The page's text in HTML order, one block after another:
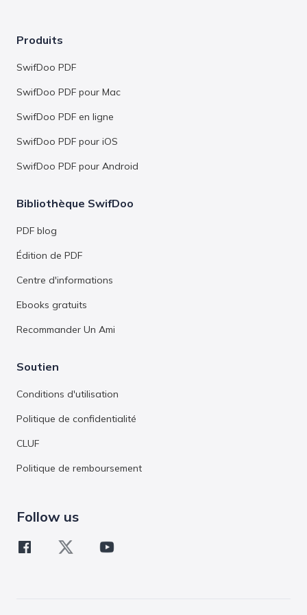
taille donnée (inférieure à 100 Ko ou 1 Mo), vous
devez vérifier la taille du PDF d'origine. Par exemple, si
Ko ou moins, une perte de qualité est inévitable.
Follow us
Produits
SwifDoo PDF
SwifDoo PDF pour Mac
SwifDoo PDF en ligne
SwifDoo PDF pour iOS
SwifDoo PDF pour Android
Bibliothèque SwifDoo
PDF blog
Édition de PDF
Centre d'informations
Ebooks gratuits
Recommander Un Ami
Soutien
Conditions d'utilisation
Politique de confidentialité
CLUF
Politique de remboursement